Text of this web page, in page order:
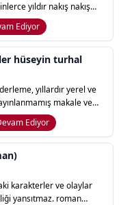
yıldır nakış nakış
mezarının sükuneti,
Ediyor
hüseyin turhal
yıllardır yerel ve
makale ve
oluşmaktadır.
Ediyor
yansıtmaz. roman